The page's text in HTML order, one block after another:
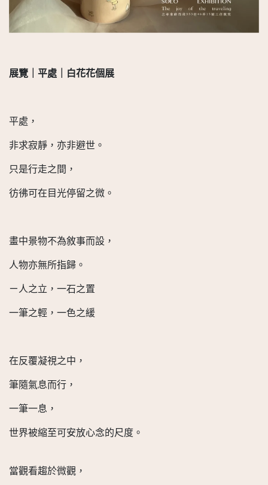
展覽｜平處｜白花花個展
平處，
非求寂靜，亦非避世。
只是行走之間，
彷彿可在目光停留之微。
畫中景物不為敘事而設，
人物亦無所指歸。
ㄧ人之立，一石之置
一筆之輕，一色之緩
在反覆凝視之中，
筆隨氣息而行，
一筆一息，
世界被縮至可安放心念的尺度。
當觀看趨於微觀，